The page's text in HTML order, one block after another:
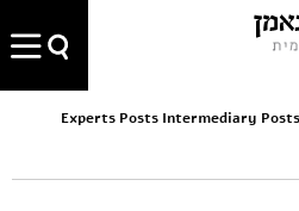
Experts Posts Intermediary Posts